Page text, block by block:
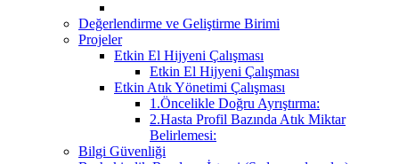
Değerlendirme ve Geliştirme Birimi
Projeler
Etkin El Hijyeni Çalışması
Etkin El Hijyeni Çalışması
Etkin Atık Yönetimi Çalışması
1.Öncelikle Doğru Ayrıştırma:
2.Hasta Profil Bazında Atık Miktar
Belirlemesi:
Bilgi Güvenliği